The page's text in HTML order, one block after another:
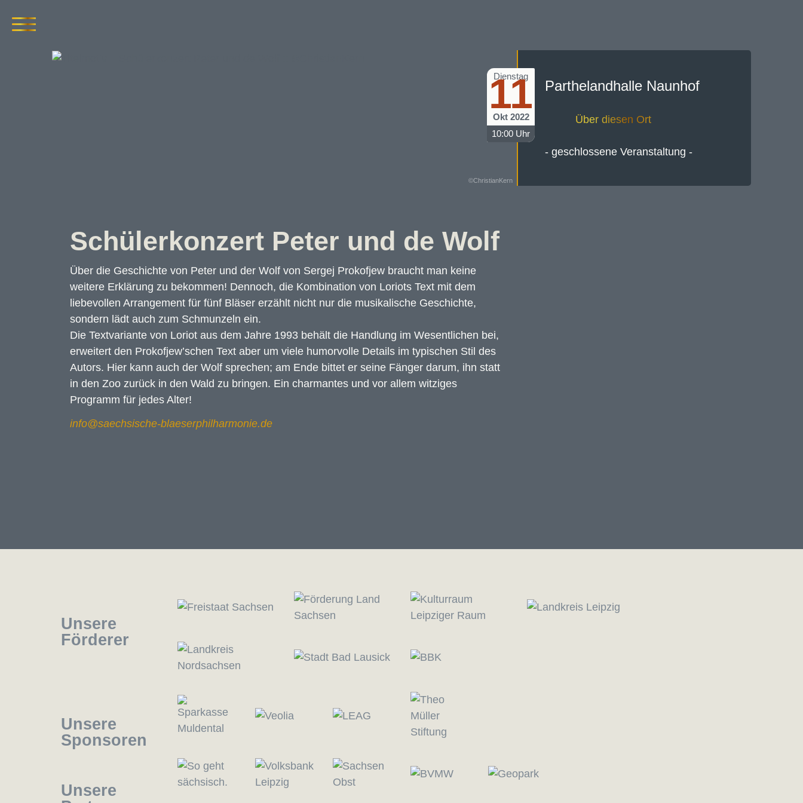
©ChristianKern
Dienstag
11
Okt 2022
10:00 Uhr
Parthelandhalle Naunhof
Über diesen Ort
- geschlossene Veranstaltung -
Schülerkonzert Peter und de Wolf
Über die Geschichte von Peter und der Wolf von Sergej Prokofjew braucht man keine
weitere Erklärung zu bekommen! Dennoch, die Kombination von Loriots Text mit dem
liebevollen Arrangement für fünf Bläser erzählt nicht nur die musikalische Geschichte,
sondern lädt auch zum Schmunzeln ein.
Die Textvariante von Loriot aus dem Jahre 1993 behält die Handlung im Wesentlichen bei,
erweitert den Prokofjew’schen Text aber um viele humorvolle Details im typischen Stil des
Autors. Hier kann auch der Wolf sprechen; am Ende bittet er seine Fänger darum, ihn statt
in den Zoo zurück in den Wald zu bringen. Ein charmantes und vor allem witziges
Programm für jedes Alter!
Unsere
Förderer
Unsere
Sponsoren
Unsere